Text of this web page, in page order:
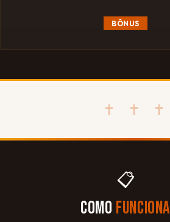
BÔNUS
✝ ✝ ✝
📋
COMO FUNCIONA